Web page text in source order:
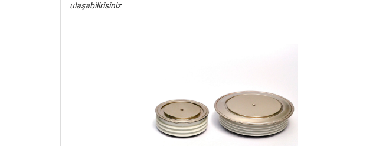
ulaşabilirisiniz